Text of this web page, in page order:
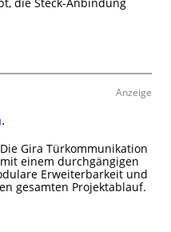
Anzeige
Gira Türkommunikation
einem durchgängigen
Erweiterbarkeit und
gesamten Projektablauf.